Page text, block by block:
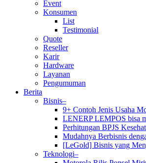
Event
Konsumen
List
Testimonial
Quote
Reseller
Karir
Hardware
Layanan
Pengumuman
Berita
Bisnis–
9+ Contoh Jenis Usaha
LENERP LEMPOS bisa
Perhitungan BPJS
Mudahnya Berbisnis
[LeGold] Bisnis yang
Teknologi–